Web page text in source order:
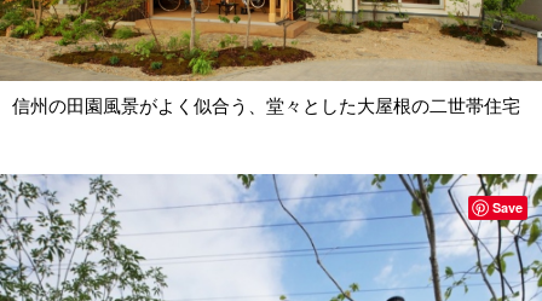
信州の田園風景がよく似合う、堂々とした大屋根の二世帯住宅
Save